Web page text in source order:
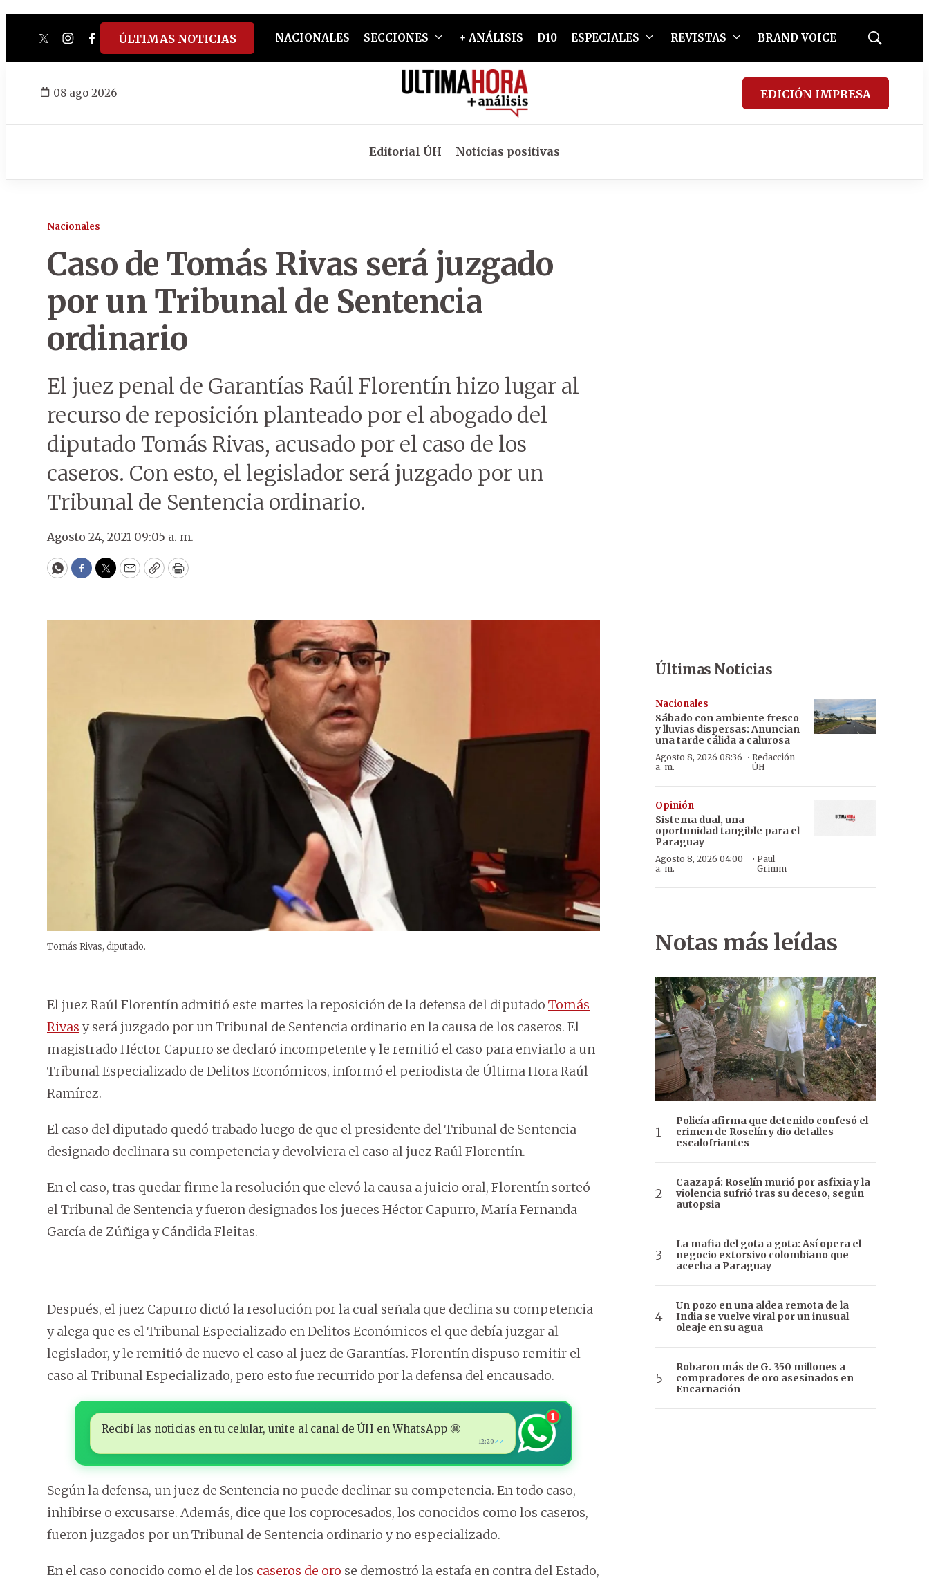
twitterinstagram
facebook
tiktokyoutube
spotify
ÚLTIMAS NOTICIAS NACIONALES SECCIONES + ANÁLISIS D10 ESPECIALES REVISTAS BRAND VOICE
Mostrar
08 ago 2026 EDICIÓN IMPRESA
Editorial ÚH Noticias positivas
Nacionales
Caso de Tomás Rivas será juzgado
por un Tribunal de Sentencia
ordinario
El juez penal de Garantías Raúl Florentín hizo lugar al
recurso de reposición planteado por el abogado del
diputado Tomás Rivas, acusado por el caso de los
caseros. Con esto, el legislador será juzgado por un
Tribunal de Sentencia ordinario.
Agosto 24, 2021 09:05 a. m.
WhatsApp
Facebook
Twitter
EmailCopyPrint
Tomás Rivas, diputado.
El juez Raúl Florentín admitió este martes la reposición de la defensa del diputado Tomás
Rivas y será juzgado por un Tribunal de Sentencia ordinario en la causa de los caseros. El
magistrado Héctor Capurro se declaró incompetente y le remitió el caso para enviarlo a un
Tribunal Especializado de Delitos Económicos, informó el periodista de Última Hora Raúl
Ramírez.
El caso del diputado quedó trabado luego de que el presidente del Tribunal de Sentencia
designado declinara su competencia y devolviera el caso al juez Raúl Florentín.
En el caso, tras quedar firme la resolución que elevó la causa a juicio oral, Florentín sorteó
el Tribunal de Sentencia y fueron designados los jueces Héctor Capurro, María Fernanda
García de Zúñiga y Cándida Fleitas.
Después, el juez Capurro dictó la resolución por la cual señala que declina su competencia
y alega que es el Tribunal Especializado en Delitos Económicos el que debía juzgar al
legislador, y le remitió de nuevo el caso al juez de Garantías. Florentín dispuso remitir el
caso al Tribunal Especializado, pero esto fue recurrido por la defensa del encausado.
Recibí las noticias en tu celular, unite al canal de ÚH en WhatsApp 🤩
12:20 ✓✓
1
Según la defensa, un juez de Sentencia no puede declinar su competencia. En todo caso,
inhibirse o excusarse. Además, dice que los coprocesados, los conocidos como los caseros,
fueron juzgados por un Tribunal de Sentencia ordinario y no especializado.
En el caso conocido como el de los caseros de oro se demostró la estafa en contra del Estado,
Últimas Noticias
Nacionales
Sábado con ambiente fresco
y lluvias dispersas: Anuncian
una tarde cálida a calurosa
Agosto 8, 2026 08:36
a. m.
·Redacción
ÚH
Opinión
Sistema dual, una
oportunidad tangible para el
Paraguay
Agosto 8, 2026 04:00
a. m.
·Paul
Grimm
Notas más leídas
Policía afirma que detenido confesó el
crimen de Roselín y dio detalles
escalofriantes
Caazapá: Roselín murió por asfixia y la
violencia sufrió tras su deceso, según
autopsia
La mafia del gota a gota: Así opera el
negocio extorsivo colombiano que
acecha a Paraguay
Un pozo en una aldea remota de la
India se vuelve viral por un inusual
oleaje en su agua
Robaron más de G. 350 millones a
compradores de oro asesinados en
Encarnación